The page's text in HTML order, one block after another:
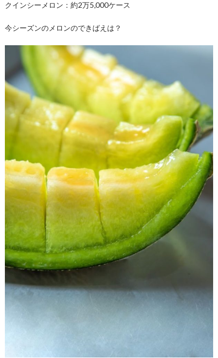
クインシーメロン：約2万5,000ケース
今シーズンのメロンのできばえは？